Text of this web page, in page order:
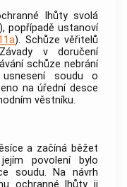
lhůty svolá
), popřípadě ustanoví
). Schůze věřitelů
v doručení
schůze nebrání
soudu o
na úřední desce
věstníku.
a začíná běžet
povolení bylo
soudu. Na návrh